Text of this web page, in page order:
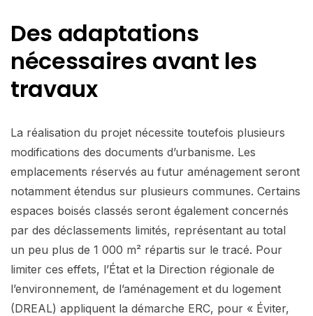
Des adaptations
nécessaires avant les
travaux
La réalisation du projet nécessite toutefois plusieurs
modifications des documents d’urbanisme. Les
emplacements réservés au futur aménagement seront
notamment étendus sur plusieurs communes. Certains
espaces boisés classés seront également concernés
par des déclassements limités, représentant au total
un peu plus de 1 000 m² répartis sur le tracé. Pour
limiter ces effets, l’État et la Direction régionale de
l’environnement, de l’aménagement et du logement
(DREAL) appliquent la démarche ERC, pour « Éviter,